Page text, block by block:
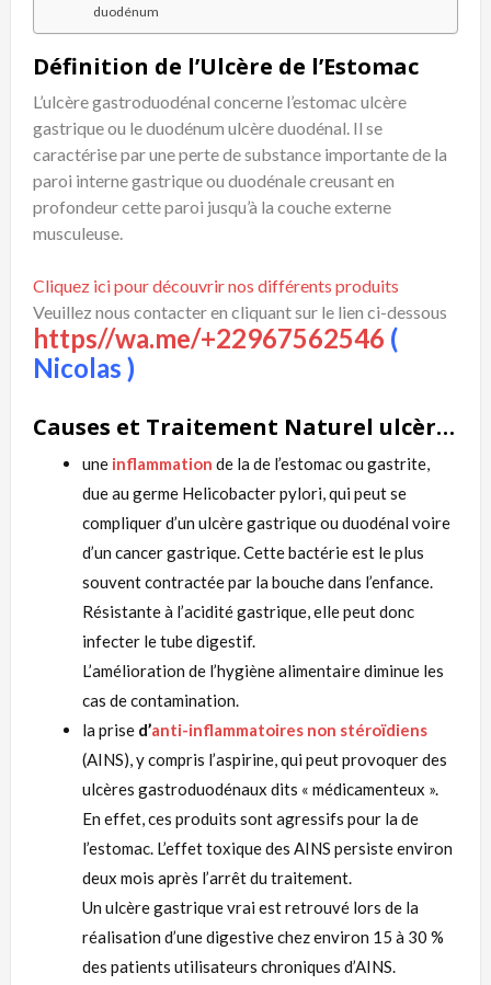
duodénum
Définition de l’Ulcère de l’Estomac
L’ulcère gastroduodénal concerne l’estomac ulcère
gastrique ou le duodénum ulcère duodénal. Il se
caractérise par une perte de substance importante de la
paroi interne gastrique ou duodénale creusant en
profondeur cette paroi jusqu’à la couche externe
musculeuse.
Cliquez ici pour découvrir nos différents produits
Veuillez nous contacter en cliquant sur le lien ci-dessous
https//wa.me/+22967562546 (
Nicolas )
Causes et Traitement Naturel ulcère du duodénum
une inflammation de la de l’estomac ou gastrite,
due au germe Helicobacter pylori, qui peut se
compliquer d’un ulcère gastrique ou duodénal voire
d’un cancer gastrique. Cette bactérie est le plus
souvent contractée par la bouche dans l’enfance.
Résistante à l’acidité gastrique, elle peut donc
infecter le tube digestif.
L’amélioration de l’hygiène alimentaire diminue les
cas de contamination.
la prise d’anti-inflammatoires non stéroïdiens
(AINS), y compris l’aspirine, qui peut provoquer des
ulcères gastroduodénaux dits « médicamenteux ».
En effet, ces produits sont agressifs pour la de
l’estomac. L’effet toxique des AINS persiste environ
deux mois après l’arrêt du traitement.
Un ulcère gastrique vrai est retrouvé lors de la
réalisation d’une digestive chez environ 15 à 30 %
des patients utilisateurs chroniques d’AINS.